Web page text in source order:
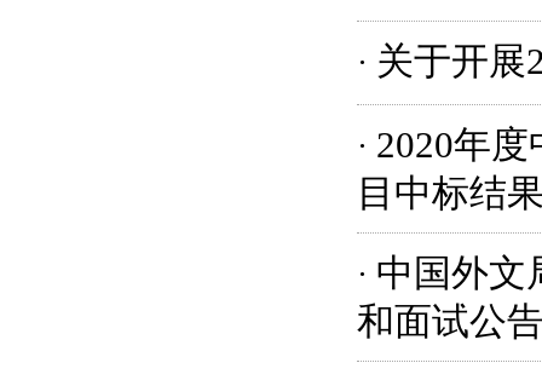
· 关于开展
· 2020年
目中标结
· 中国外文
和面试公